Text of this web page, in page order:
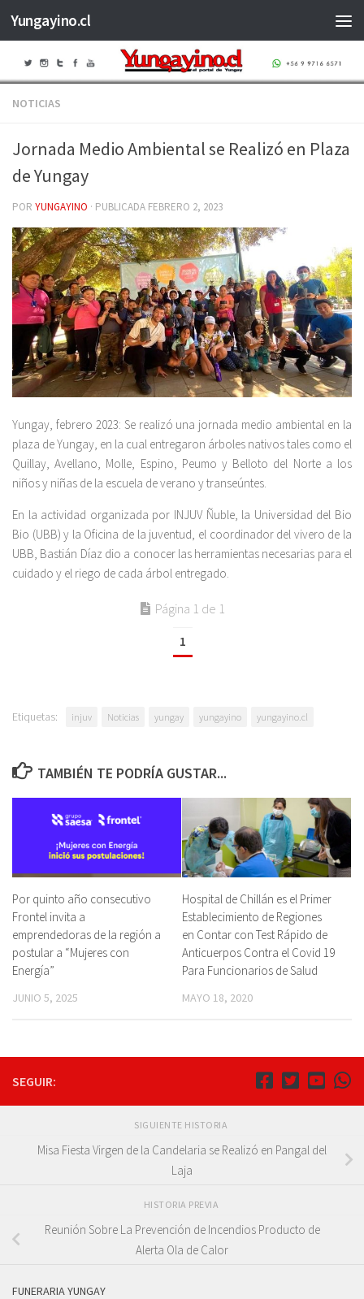
Saltar al contenido
Yungayino.cl
NOTICIAS
Jornada Medio Ambiental se Realizó en Plaza
de Yungay
POR YUNGAYINO · PUBLICADA FEBRERO 2, 2023
Yungay, febrero 2023: Se realizó una jornada medio ambiental en la
plaza de Yungay, en la cual entregaron árboles nativos tales como el
Quillay, Avellano, Molle, Espino, Peumo y Belloto del Norte a los
niños y niñas de la escuela de verano y transeúntes.
En la actividad organizada por INJUV Ñuble, la Universidad del Bio
Bio (UBB) y la Oficina de la juventud, el coordinador del vivero de la
UBB, Bastián Díaz dio a conocer las herramientas necesarias para el
cuidado y el riego de cada árbol entregado.
Página 1 de 1
1
Etiquetas: injuv Noticias yungay yungayino yungayino.cl
TAMBIÉN TE PODRÍA GUSTAR...
Por quinto año consecutivo
Frontel invita a
emprendedoras de la región a
postular a “Mujeres con
Energía”
JUNIO 5, 2025
Hospital de Chillán es el Primer
Establecimiento de Regiones
en Contar con Test Rápido de
Anticuerpos Contra el Covid 19
Para Funcionarios de Salud
MAYO 18, 2020
SEGUIR:
SIGUIENTE HISTORIA
Misa Fiesta Virgen de la Candelaria se Realizó en Pangal del
Laja
HISTORIA PREVIA
Reunión Sobre La Prevención de Incendios Producto de
Alerta Ola de Calor
FUNERARIA YUNGAY